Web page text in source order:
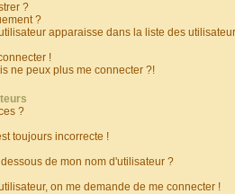
?
?
apparaisse dans la liste des
!
ne peux plus me connecter ?!
?
toujours incorrecte !
de mon nom d'utilisateur ?
on me demande de me connecter !